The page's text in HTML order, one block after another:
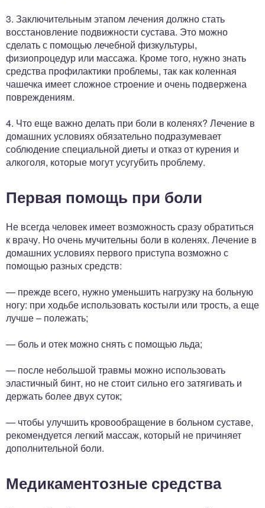
3. Заключительным этапом лечения должно стать
восстановление подвижности сустава. Это можно
сделать с помощью лечебной физкультуры,
физиопроцедур или массажа. Кроме того, нужно знать
средства профилактики проблемы, так как коленная
чашечка имеет сложное строение и очень подвержена
повреждениям.
4. Что еще важно делать при боли в коленях? Лечение в
домашних условиях обязательно подразумевает
соблюдение специальной диеты и отказ от курения и
алкоголя, которые могут усугубить проблему.
Первая помощь при боли
Не всегда человек имеет возможность сразу обратиться
к врачу. Но очень мучительны боли в коленях. Лечение в
домашних условиях первого приступа возможно с
помощью разных средств:
— прежде всего, нужно уменьшить нагрузку на больную
ногу: при ходьбе использовать костыли или трость, а еще
лучше – полежать;
— боль и отек можно снять с помощью льда;
— после небольшой травмы можно использовать
эластичный бинт, но не стоит сильно его затягивать и
держать более двух суток;
— чтобы улучшить кровообращение в больном суставе,
рекомендуется легкий массаж, который не причиняет
дополнительной боли.
Медикаментозные средства